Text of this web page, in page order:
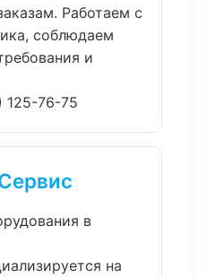
Работаем с
соблюдаем
и
125-76-75
в
на